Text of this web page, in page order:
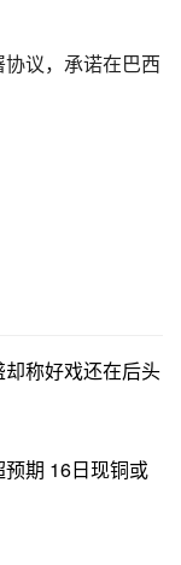
议，承诺在巴西
称好戏还在后头
期 16日现铜或